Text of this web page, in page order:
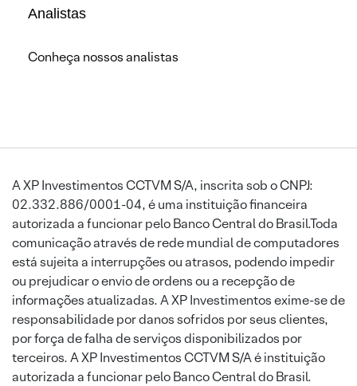
Analistas
Conheça nossos analistas
A XP Investimentos CCTVM S/A, inscrita sob o CNPJ:
02.332.886/0001-04, é uma instituição financeira
autorizada a funcionar pelo Banco Central do Brasil.Toda
comunicação através de rede mundial de computadores
está sujeita a interrupções ou atrasos, podendo impedir
ou prejudicar o envio de ordens ou a recepção de
informações atualizadas. A XP Investimentos exime-se de
responsabilidade por danos sofridos por seus clientes,
por força de falha de serviços disponibilizados por
terceiros. A XP Investimentos CCTVM S/A é instituição
autorizada a funcionar pelo Banco Central do Brasil.